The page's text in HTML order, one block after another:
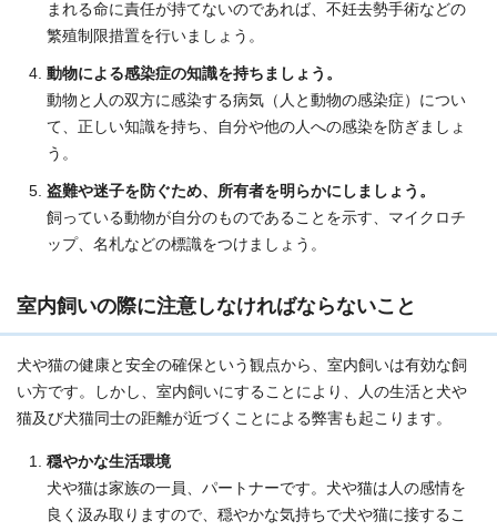
まれる命に責任が持てないのであれば、不妊去勢手術などの
繁殖制限措置を行いましょう。
動物による感染症の知識を持ちましょう。
動物と人の双方に感染する病気（人と動物の感染症）につい
て、正しい知識を持ち、自分や他の人への感染を防ぎましょ
う。
盗難や迷子を防ぐため、所有者を明らかにしましょう。
飼っている動物が自分のものであることを示す、マイクロチ
ップ、名札などの標識をつけましょう。
室内飼いの際に注意しなければならないこと
犬や猫の健康と安全の確保という観点から、室内飼いは有効な飼
い方です。しかし、室内飼いにすることにより、人の生活と犬や
猫及び犬猫同士の距離が近づくことによる弊害も起こります。
穏やかな生活環境
犬や猫は家族の一員、パートナーです。犬や猫は人の感情を
良く汲み取りますので、穏やかな気持ちで犬や猫に接するこ